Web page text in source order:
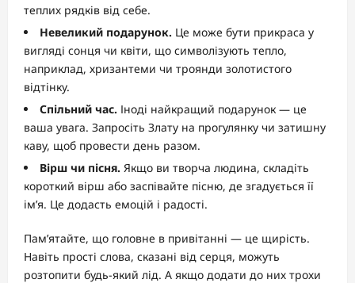
теплих рядків від себе.
Невеликий подарунок. Це може бути прикраса у
вигляді сонця чи квіти, що символізують тепло,
наприклад, хризантеми чи троянди золотистого
відтінку.
Спільний час. Іноді найкращий подарунок — це
ваша увага. Запросіть Злату на прогулянку чи затишну
каву, щоб провести день разом.
Вірш чи пісня. Якщо ви творча людина, складіть
короткий вірш або заспівайте пісню, де згадується її
ім’я. Це додасть емоцій і радості.
Пам’ятайте, що головне в привітанні — це щирість.
Навіть прості слова, сказані від серця, можуть
розтопити будь-який лід. А якщо додати до них трохи